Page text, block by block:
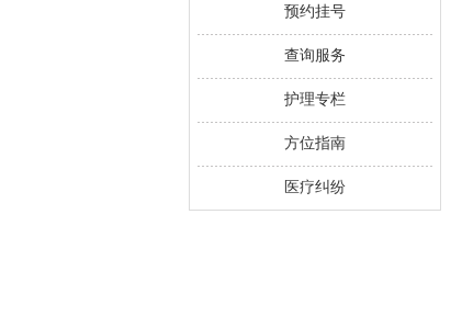
预约挂号
查询服务
护理专栏
方位指南
医疗纠纷